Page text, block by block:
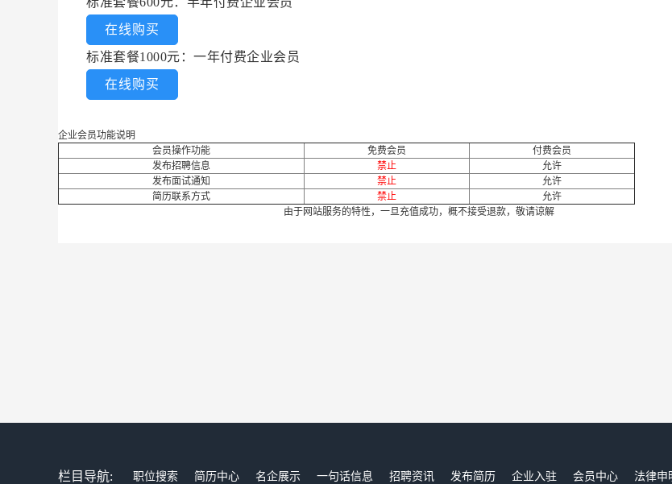
在线购买
标准套餐1000元：一年付费企业会员
在线购买
企业会员功能说明
会员操作功能
免费会员
付费会员
发布招聘信息
禁止
允许
发布面试通知
禁止
允许
简历联系方式
禁止
允许
由于网站服务的特性，一旦充值成功，概不接受退款，敬请谅解
栏目导航: 职位搜索 简历中心 名企展示 一句话信息 招聘资讯 发布简历 企业入驻 会员中心
法律申